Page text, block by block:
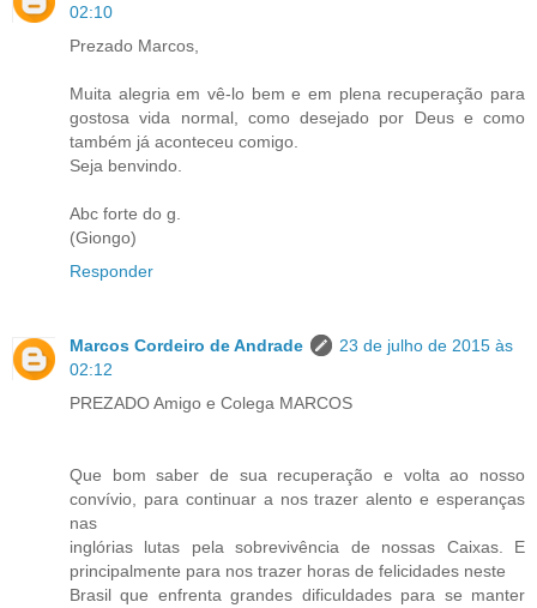
02:10
Prezado Marcos,
Muita alegria em vê-lo bem e em plena recuperação para
gostosa vida normal, como desejado por Deus e como
também já aconteceu comigo.
Seja benvindo.
Abc forte do g.
(Giongo)
Responder
Marcos Cordeiro de Andrade
23 de julho de 2015 às
02:12
PREZADO Amigo e Colega MARCOS
Que bom saber de sua recuperação e volta ao nosso
convívio, para continuar a nos trazer alento e esperanças
nas
inglórias lutas pela sobrevivência de nossas Caixas. E
principalmente para nos trazer horas de felicidades neste
Brasil que enfrenta grandes dificuldades para se manter